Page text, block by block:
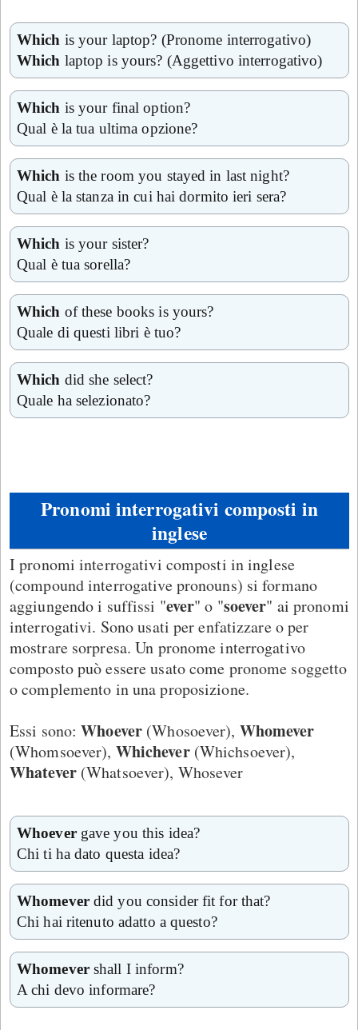
Which is your laptop? (Pronome interrogativo)
Which laptop is yours? (Aggettivo interrogativo)
Which is your final option?
Qual è la tua ultima opzione?
Which is the room you stayed in last night?
Qual è la stanza in cui hai dormito ieri sera?
Which is your sister?
Qual è tua sorella?
Which of these books is yours?
Quale di questi libri è tuo?
Which did she select?
Quale ha selezionato?
Pronomi interrogativi composti in
inglese
I pronomi interrogativi composti in inglese
(compound interrogative pronouns) si formano
aggiungendo i suffissi "ever" o "soever" ai pronomi
interrogativi. Sono usati per enfatizzare o per
mostrare sorpresa. Un pronome interrogativo
composto può essere usato come pronome soggetto
o complemento in una proposizione.
Essi sono:Whoever (Whosoever), Whomever
(Whomsoever), Whichever(Whichsoever),
Whatever(Whatsoever), Whosever
Whoevergave you this idea?
Chi ti ha dato questa idea?
Whomeverdid you consider fit for that?
Chi hai ritenuto adatto a questo?
Whomevershall I inform?
A chi devo informare?